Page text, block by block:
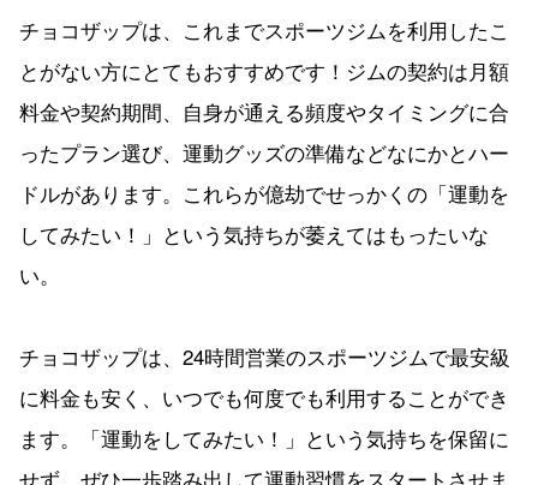
チョコザップは、これまでスポーツジムを利用したこ
とがない方にとてもおすすめです！ジムの契約は月額
料金や契約期間、自身が通える頻度やタイミングに合
ったプラン選び、運動グッズの準備などなにかとハー
ドルがあります。これらが億劫でせっかくの「運動を
してみたい！」という気持ちが萎えてはもったいな
チョコザップは、24時間営業のスポーツジムで最安級
に料金も安く、いつでも何度でも利用することができ
ます。「運動をしてみたい！」という気持ちを保留に
せず、ぜひ一歩踏み出して運動習慣をスタートさせま